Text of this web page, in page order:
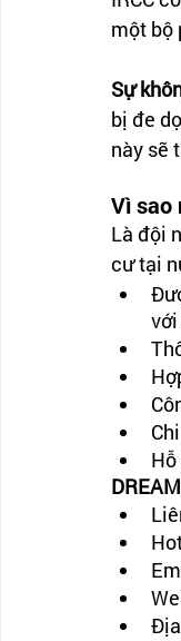
một bộ
Sự
bị đe
này sẽ
Vì sao
Là đội
cư tại